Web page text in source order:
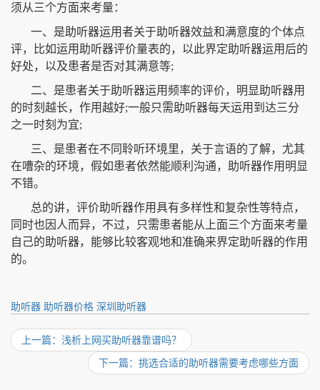
须从三个方面来考量：
一、是助听器运用者关于助听器效益和满意度的个体点
评，比如运用助听器评价量表的，以此界定助听器运用后的
好处，以及患者是否对其满意等;
二、是患者关于助听器运用频率的评价，明显助听器用
的时刻越长，作用越好;一般只需助听器每天运用到达三分
之一时刻为宜;
三、是患者在不同聆听环境里，关于言语的了解，尤其
在嘈杂的环境，假如患者依然能顺利沟通，助听器作用明显
不错。
总的讲，评价助听器作用具有多样性和复杂性等特点，
同时也因人而异，不过，只需患者能从上面三个方面来考量
自己的助听器，能够比较客观地和准确来界定助听器的作用
的。
助听器 助听器价格 深圳助听器
上一篇：浅析上网买助听器靠谱吗？
下一篇：挑选合适的助听器需要考虑哪些方面